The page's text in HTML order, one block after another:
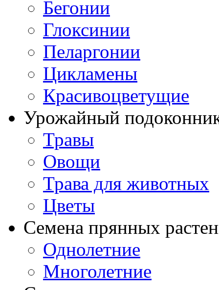
Бегонии
Глоксинии
Пеларгонии
Цикламены
Красивоцветущие
Урожайный
Травы
Овощи
Трава для животных
Цветы
Семена прянных
Однолетние
Многолетние